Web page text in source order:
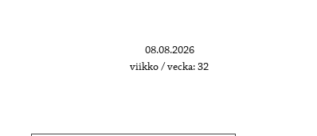
08.08.2026
viikko / vecka: 32